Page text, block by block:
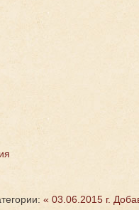
« 03.06.2015 г.